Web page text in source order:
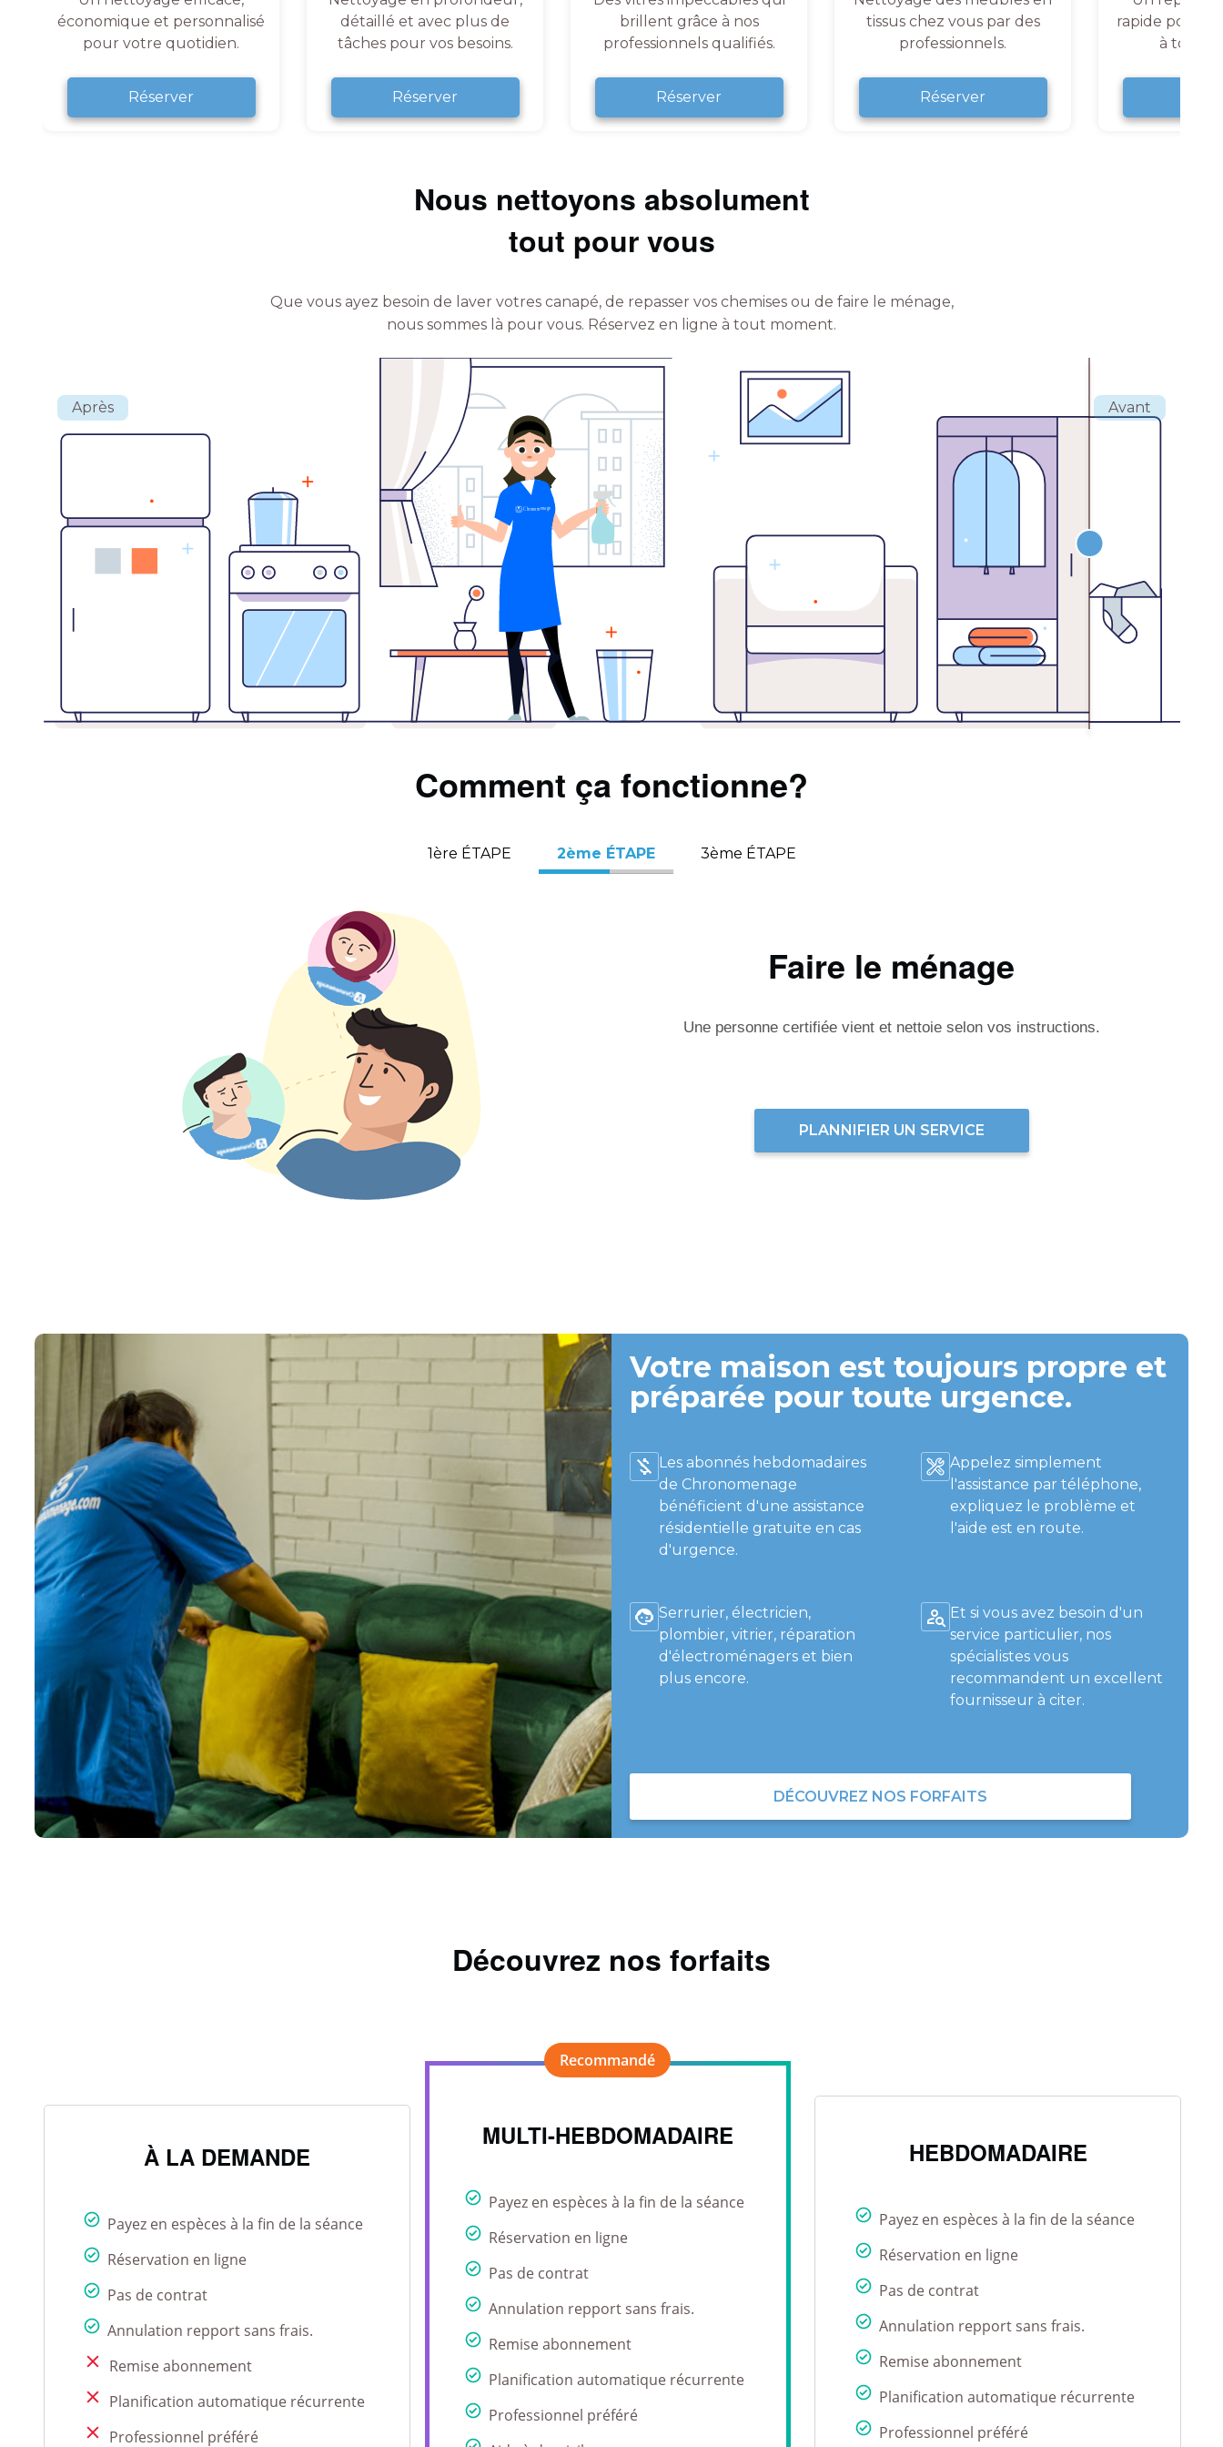
économique et personnalisé
pour votre quotidien.
Réserver
détaillé et avec plus de
tâches pour vos besoins.
Réserver
brillent grâce à nos
professionnels qualifiés.
Réserver
tissus chez vous par des
professionnels.
Réserver
rapide pour
à tout
Nous nettoyons absolument
tout pour vous
Que vous ayez besoin de laver votres canapé, de repasser vos chemises ou de faire le ménage,
nous sommes là pour vous. Réservez en ligne à tout moment.
Comment ça fonctionne?
1ère ÉTAPE 2ème ÉTAPE 3ème ÉTAPE
Faire le ménage
Une personne certifiée vient et nettoie selon vos instructions.
PLANNIFIER UN SERVICE
Votre maison est toujours propre et
préparée pour toute urgence.
Les abonnés hebdomadaires
de Chronomenage
bénéficient d'une assistance
résidentielle gratuite en cas
d'urgence.
Appelez simplement
l'assistance par téléphone,
expliquez le problème et
l'aide est en route.
Serrurier, électricien,
plombier, vitrier, réparation
d'électroménagers et bien
plus encore.
Et si vous avez besoin d'un
service particulier, nos
spécialistes vous
recommandent un excellent
fournisseur à citer.
DÉCOUVREZ NOS FORFAITS
Découvrez nos forfaits
HEBDOMADAIRE
Payez en espèces à la fin de la séance
Réservation en ligne
Pas de contrat
Annulation repport sans frais.
Remise abonnement
Planification automatique récurrente
Professionnel préféré
MULTI-HEBDOMADAIRE
Payez en espèces à la fin de la séance
Réservation en ligne
Pas de contrat
Annulation repport sans frais.
Remise abonnement
Planification automatique récurrente
Professionnel préféré
À LA DEMANDE
Payez en espèces à la fin de la séance
Réservation en ligne
Pas de contrat
Annulation repport sans frais.
Remise abonnement
Planification automatique récurrente
Professionnel préféré